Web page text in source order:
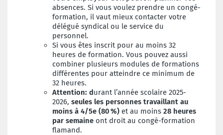
absences. Si vous voulez prendre un congé-
formation, il vaut mieux contacter votre
délégué syndical ou le service du
personnel.
Si vous êtes inscrit pour au moins 32
heures de formation. Vous pouvez aussi
combiner plusieurs modules de formations
différentes pour atteindre ce minimum de
32 heures.
Attention: durant l’année scolaire 2025-
2026, seules les personnes travaillant au
moins à 4/5e (80 %) et au moins 28 heures
par semaine ont droit au congé-formation
flamand.